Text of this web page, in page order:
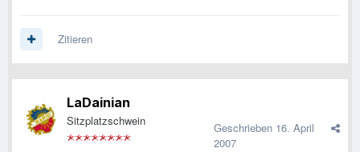
Zitieren
LaDainian
Sitzplatzschwein Geschrieben 16. April
2007